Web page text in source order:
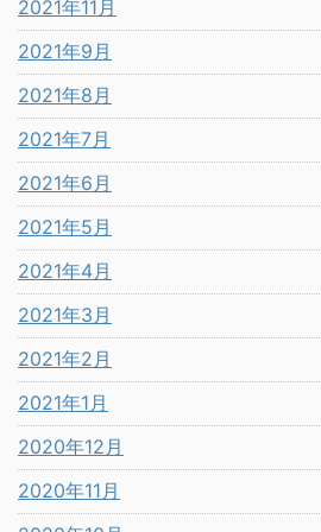
2021年11月
2021年9月
2021年8月
2021年7月
2021年6月
2021年5月
2021年4月
2021年3月
2021年2月
2021年1月
2020年12月
2020年11月